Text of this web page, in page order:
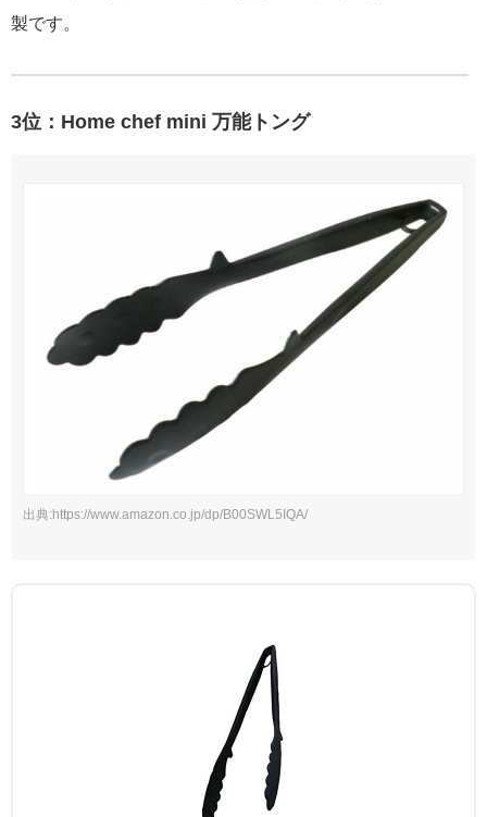
製です。
3位：Home chef mini 万能トング
出典:https://www.amazon.co.jp/dp/B00SWL5IQA/